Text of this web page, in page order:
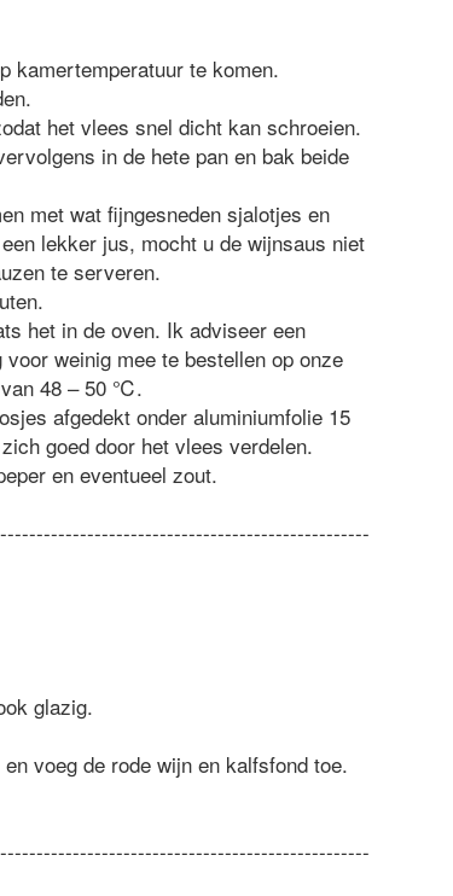
kamertemperatuur te komen.
het vlees snel dicht kan schroeien.
in de hete pan en bak beide
met wat fijngesneden sjalotjes en
lekker jus, mocht u de wijnsaus niet
te serveren.
het in de oven. Ik adviseer een
weinig mee te bestellen op onze
van 48 – 50 ℃.
afgedekt onder aluminiumfolie 15
goed door het vlees verdelen.
en eventueel zout.
glazig.
voeg de rode wijn en kalfsfond toe.